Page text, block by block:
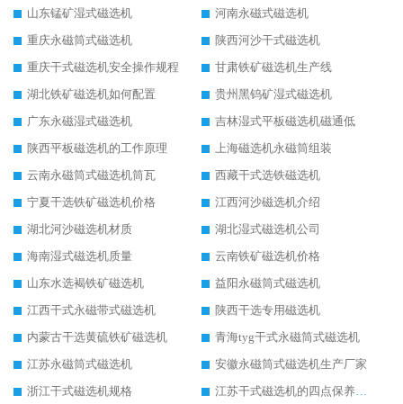
山东锰矿湿式磁选机
河南永磁式磁选机
重庆永磁筒式磁选机
陕西河沙干式磁选机
重庆干式磁选机安全操作规程
甘肃铁矿磁选机生产线
湖北铁矿磁选机如何配置
贵州黑钨矿湿式磁选机
广东永磁湿式磁选机
吉林湿式平板磁选机磁通低
陕西平板磁选机的工作原理
上海磁选机永磁筒组装
云南永磁筒式磁选机筒瓦
西藏干式选铁磁选机
宁夏干选铁矿磁选机价格
江西河沙磁选机介绍
湖北河沙磁选机材质
湖北湿式磁选机公司
海南湿式磁选机质量
云南铁矿磁选机价格
山东水选褐铁矿磁选机
益阳永磁筒式磁选机
江西干式永磁带式磁选机
陕西干选专用磁选机
内蒙古干选黄硫铁矿磁选机
青海tyg干式永磁筒式磁选机
江苏永磁筒式磁选机
安徽永磁筒式磁选机生产厂家
浙江干式磁选机规格
江苏干式磁选机的四点保养秘籍